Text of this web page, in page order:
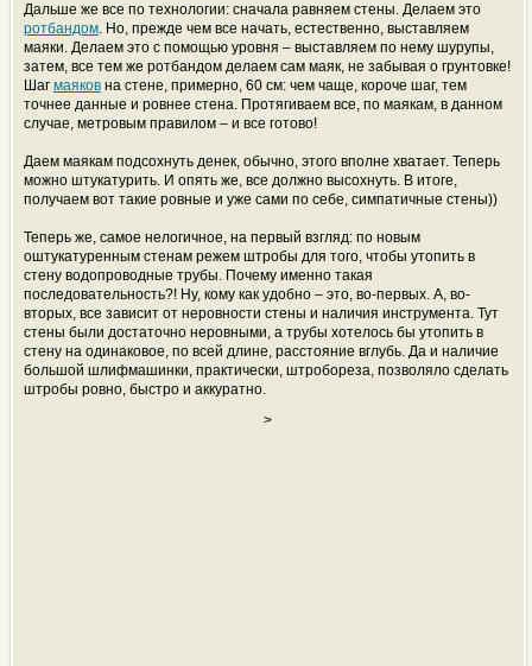
Дальше же все по технологии: сначала равняем стены. Делаем это
ротбандом. Но, прежде чем все начать, естественно, выставляем
маяки. Делаем это с помощью уровня – выставляем по нему шурупы,
затем, все тем же ротбандом делаем сам маяк, не забывая о грунтовке!
Шаг маяковна стене, примерно, 60 см: чем чаще, короче шаг, тем
точнее данные и ровнее стена. Протягиваем все, по маякам, в данном
случае, метровым правилом – и все готово!
Даем маякам подсохнуть денек, обычно, этого вполне хватает. Теперь
можно штукатурить. И опять же, все должно высохнуть. В итоге,
получаем вот такие ровные и уже сами по себе, симпатичные стены))
Теперь же, самое нелогичное, на первый взгляд: по новым
оштукатуренным стенам режем штробы для того, чтобы утопить в
стену водопроводные трубы. Почему именно такая
последовательность?! Ну, кому как удобно – это, во-первых. А, во-
вторых, все зависит от неровности стены и наличия инструмента. Тут
стены были достаточно неровными, а трубы хотелось бы утопить в
стену на одинаковое, по всей длине, расстояние вглубь. Да и наличие
большой шлифмашинки, практически, штробореза, позволяло сделать
штробы ровно, быстро и аккуратно.
>